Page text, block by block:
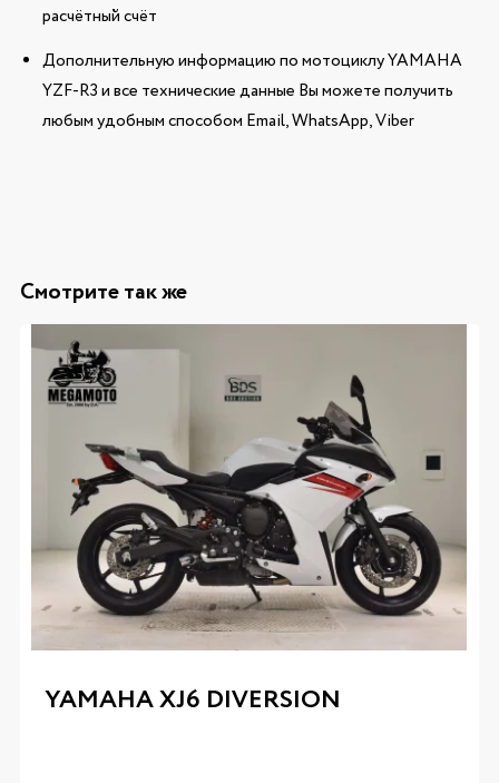
расчётный счёт
Дополнительную информацию по мотоциклу YAMAHA
YZF-R3 и все технические данные Вы можете получить
любым удобным способом Email, WhatsApp, Viber
Смотрите так же
YAMAHA XJ6 DIVERSION